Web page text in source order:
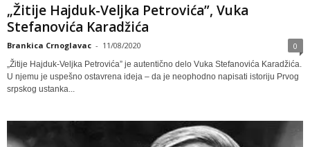
„Žitije Hajduk-Veljka Petrovića”, Vuka
Stefanovića Karadžića
Brankica Crnoglavac - 11/08/2020 0
„Žitije Hajduk-Veljka Petrovića” je autentično delo Vuka Stefanovića Karadžića.
U njemu je uspešno ostavrena ideja – da je neophodno napisati istoriju Prvog
srpskog ustanka...